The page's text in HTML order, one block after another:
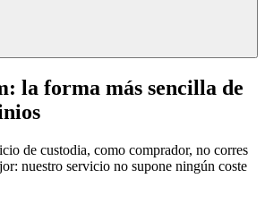
la forma más sencilla de
de custodia, como comprador, no corres
nuestro servicio no supone ningún coste